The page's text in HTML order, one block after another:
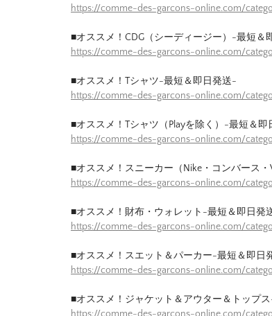
https://comme-des-garcons-online.com/
■オススメ！CDG（シーディージー）-最短＆
https://comme-des-garcons-online.com/
■オススメ！Tシャツ-最短＆即日発送-
https://comme-des-garcons-online.com/
■オススメ！Tシャツ（Playを除く）-最短＆即
https://comme-des-garcons-online.com/
■オススメ！スニーカー（Nike・コンバース
https://comme-des-garcons-online.com/
■オススメ！財布・ウォレット-最短＆即日発
https://comme-des-garcons-online.com/
■オススメ！スエット＆パーカー-最短＆即日
https://comme-des-garcons-online.com/
■オススメ！ジャケット＆アウター＆トップ
https://comme-des-garcons-online.com/